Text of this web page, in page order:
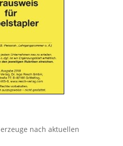
nach aktuellen